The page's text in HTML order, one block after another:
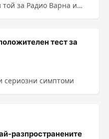
той за Радио Варна и
тест за
сериозни симптоми
разпространените